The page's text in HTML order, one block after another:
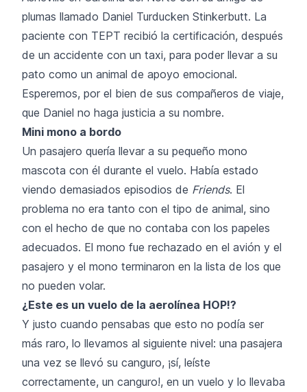
plumas llamado Daniel Turducken Stinkerbutt. La
paciente con TEPT recibió la certificación, después
de un accidente con un taxi, para poder llevar a su
pato como un animal de apoyo emocional.
Esperemos, por el bien de sus compañeros de viaje,
que Daniel no haga justicia a su nombre.
Mini mono a bordo
Un pasajero quería llevar a su pequeño mono
mascota con él durante el vuelo. Había estado
viendo demasiados episodios de Friends. El
problema no era tanto con el tipo de animal, sino
con el hecho de que no contaba con los papeles
adecuados. El mono fue rechazado en el avión y el
pasajero y el mono terminaron en la lista de los que
no pueden volar.
¿Este es un vuelo de la aerolínea HOP!?
Y justo cuando pensabas que esto no podía ser
más raro, lo llevamos al siguiente nivel: una pasajera
una vez se llevó su canguro, ¡sí, leíste
correctamente, un canguro!, en un vuelo y lo llevaba